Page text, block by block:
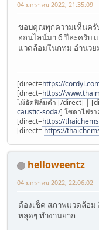
04 มกราคม 2022, 21:35:09
ขอบคุณทุกความเห็นครั
ออนไลน์มา 6 ปีละครับ
แวดล้อมในกทม อำนวย
[direct=https://
[direct=https://
ไม้อัดฟิล์มดำ [/direct] |
caustic-soda/] โซดาไฟร
[direct=https://
[direct= https://
helloweentz
04 มกราคม 2022, 22:06:02
ต้องเช็ค สภาพแวดล้อม
หลุดๆ ทำงานยาก